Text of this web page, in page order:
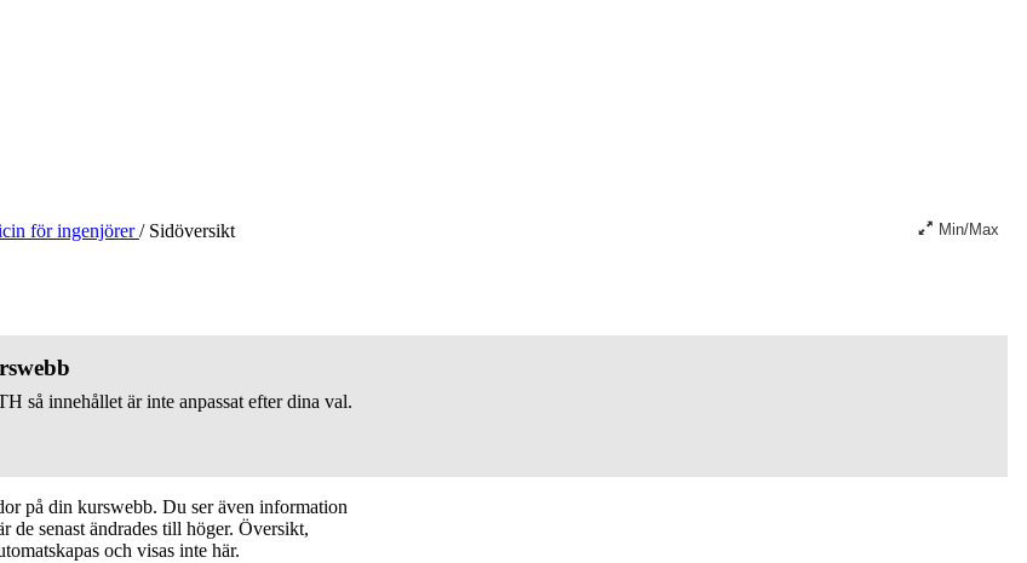
för ingenjörer/Sidöversikt Min/Max
så innehållet är inte anpassat efter dina val.
på din kurswebb. Du ser även information
de senast ändrades till höger. Översikt,
och visas inte här.